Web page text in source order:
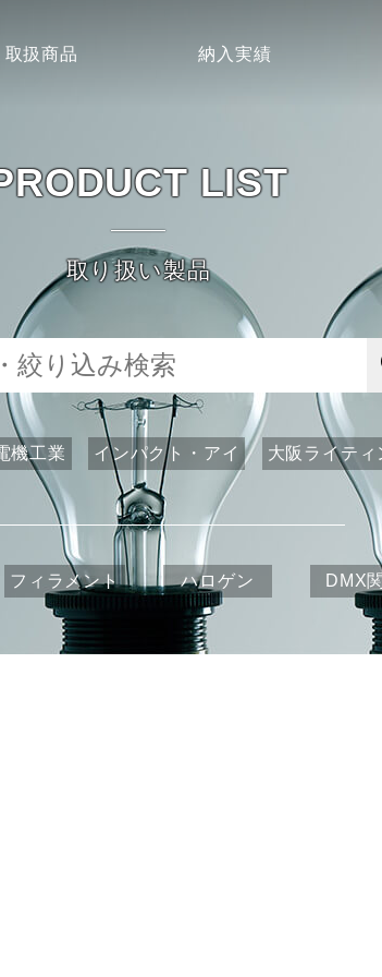
取扱商品 納入実績
LIST
取り扱い製品
機工業 インパクト・アイ
大阪ライティ
フィラメント ハロゲン
DMX